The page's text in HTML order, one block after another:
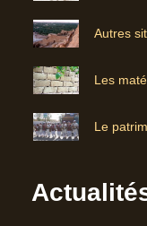
Autres
Les
Le